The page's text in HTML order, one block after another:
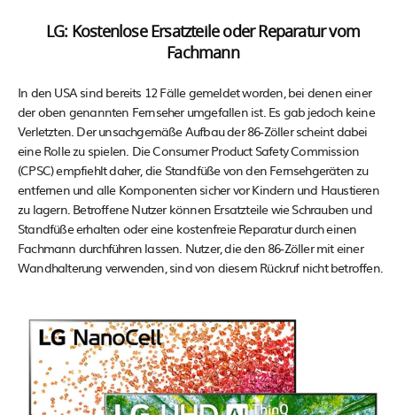
LG: Kostenlose Ersatzteile oder Reparatur vom
Fachmann
In den USA sind bereits 12 Fälle gemeldet worden, bei denen einer
der oben genannten Fernseher umgefallen ist. Es gab jedoch keine
Verletzten. Der unsachgemäße Aufbau der 86-Zöller scheint dabei
eine Rolle zu spielen. Die Consumer Product Safety Commission
(CPSC) empfiehlt daher, die Standfüße von den Fernsehgeräten zu
entfernen und alle Komponenten sicher vor Kindern und Haustieren
zu lagern. Betroffene Nutzer können Ersatzteile wie Schrauben und
Standfüße erhalten oder eine kostenfreie Reparatur durch einen
Fachmann durchführen lassen. Nutzer, die den 86-Zöller mit einer
Wandhalterung verwenden, sind von diesem Rückruf nicht betroffen.